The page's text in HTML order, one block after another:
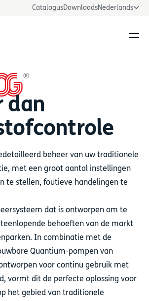
CatalogusDownloadsNederlands
dan
beheer van uw traditionele
met een groot aantal instellingen
te stellen, foutieve handelingen te
dat is ontworpen om te
behoeften van de markt
In combinatie met de
Quantium-pompen van
voor continu gebruik met
vormt dit de perfecte oplossing voor
het gebied van traditionele